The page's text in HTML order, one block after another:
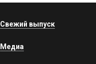
Свежий выпуск
Медиа